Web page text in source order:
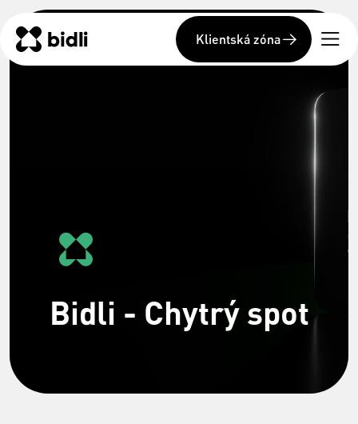
Klientská zóna
Bidli - Chytrý spot